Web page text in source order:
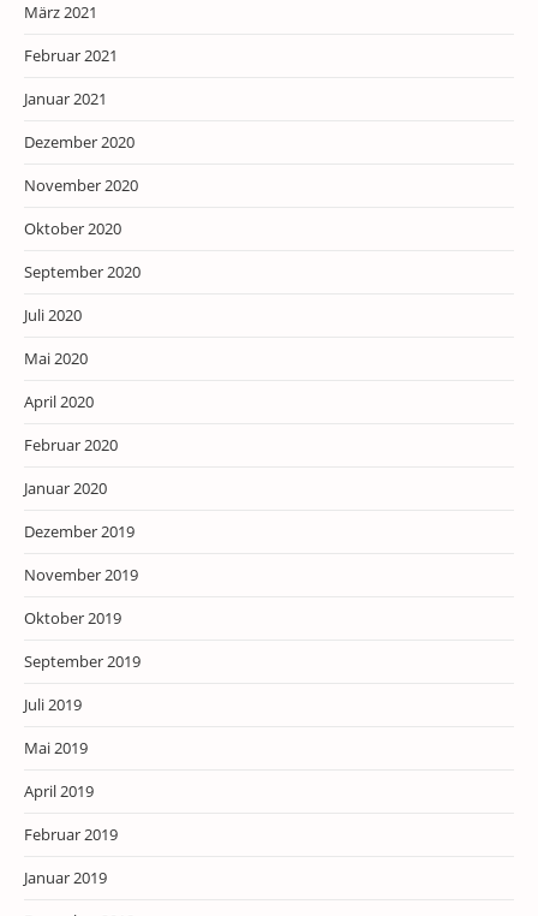
März 2021
Februar 2021
Januar 2021
Dezember 2020
November 2020
Oktober 2020
September 2020
Juli 2020
Mai 2020
April 2020
Februar 2020
Januar 2020
Dezember 2019
November 2019
Oktober 2019
September 2019
Juli 2019
Mai 2019
April 2019
Februar 2019
Januar 2019